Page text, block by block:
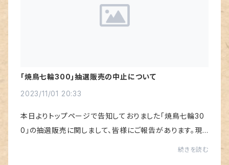
｢焼鳥七輪300｣抽選販売の中止について
2023/11/01 20:33
本日よりトップページで告知しておりました｢焼鳥七輪30
0｣の抽選販売に関しまして、皆様にご報告があります。現
続きを読む